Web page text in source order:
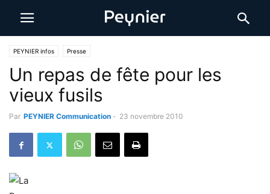
PEYNIER infos Presse
Un repas de fête pour les
vieux fusils
Par PEYNIER Communication - 23 novembre 2010